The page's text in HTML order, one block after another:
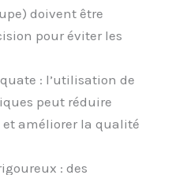
doivent être
pour éviter les
: l’utilisation de
peut réduire
et améliorer la qualité
: des